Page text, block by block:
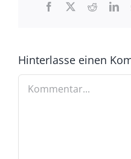
Facebook
X Reddit
Hinterlasse einen
Kommentar